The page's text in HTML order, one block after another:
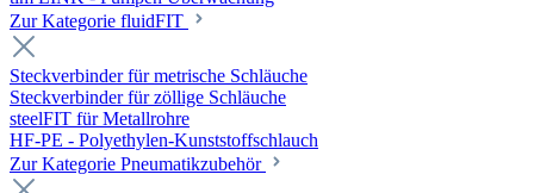
Zur Kategorie fluidFIT
Steckverbinder für metrische Schläuche
Steckverbinder für zöllige Schläuche
steelFIT für Metallrohre
HF-PE - Polyethylen-Kunststoffschlauch
Zur Kategorie Pneumatikzubehör